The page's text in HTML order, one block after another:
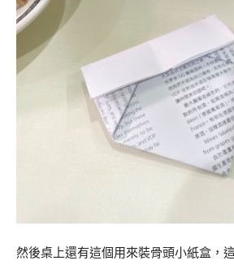
然後桌上還有這個用來裝骨頭小紙盒，